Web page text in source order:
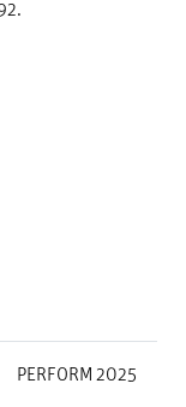
PERFORM 2025